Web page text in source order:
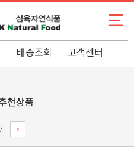
배송조회 고객센터
천상품
/